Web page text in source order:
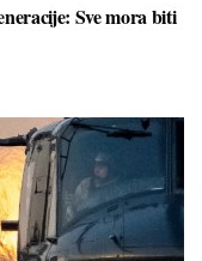
Sve mora biti